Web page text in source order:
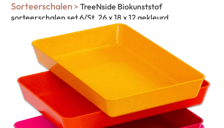
Sorteerschalen > TreeNside Biokunststof
sorteerschalen set 6/St. 26 x 18 x 12 gekleurd